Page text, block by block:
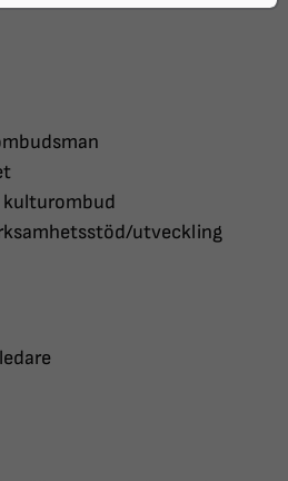
kulturombud
utveckling